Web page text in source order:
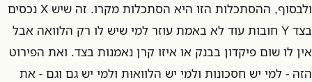
ולבסוף, ההסתכלות הזו היא הסתכלות מקרו. זה שיש X נכסים
בצד Y חובות עוד לא באמת עוזר למי שיש לו רק הלוואה אבל
אין לו שום פיקדון בבנק או איזו קרן נאמנות בצד. ואת הפירוט
הזה - למי יש חסכונות ולמי יש הלוואות ולמי יש גם וגם - את